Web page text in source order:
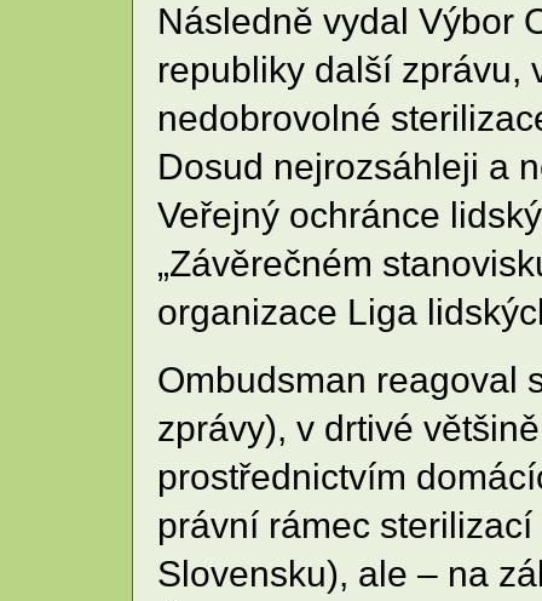
Následně vydal Výbor
republiky další zprávu,
nedobrovolné
Dosud nejrozsáhleji a
Veřejný ochránce
„Závěrečném
organizace Liga
Ombudsman reagoval
zprávy), v drtivé
prostřednictvím
právní rámec
Slovensku), ale – na